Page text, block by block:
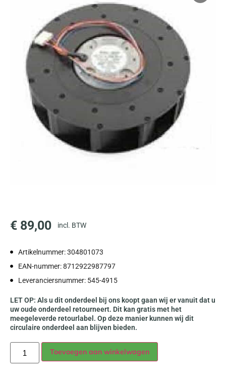
€ 89,00 incl. BTW
Artikelnummer: 304801073
EAN-nummer: 8712922987797
Leveranciersnummer: 545-4915
LET OP: Als u dit onderdeel bij ons koopt gaan wij er vanuit dat u
uw oude onderdeel retourneert. Dit kan gratis met het
meegeleverde retourlabel. Op deze manier kunnen wij dit
circulaire onderdeel aan blijven bieden.
Toevoegen aan winkelwagen